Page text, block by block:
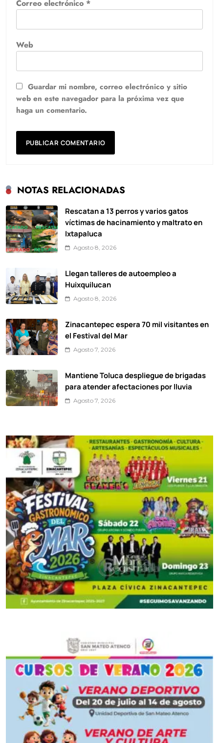
Correo electrónico *
Web
Guardar mi nombre, correo electrónico y sitio
web en este navegador para la próxima vez que
haga un comentario.
NOTAS RELACIONADAS
Rescatan a 13 perros y varios gatos
víctimas de hacinamiento y maltrato en
Ixtapaluca
Agosto 8, 2026
Llegan talleres de autoempleo a
Huixquilucan
Agosto 8, 2026
Zinacantepec espera 70 mil visitantes en
el Festival del Mar
Agosto 7, 2026
Mantiene Toluca despliegue de brigadas
para atender afectaciones por lluvia
Agosto 7, 2026